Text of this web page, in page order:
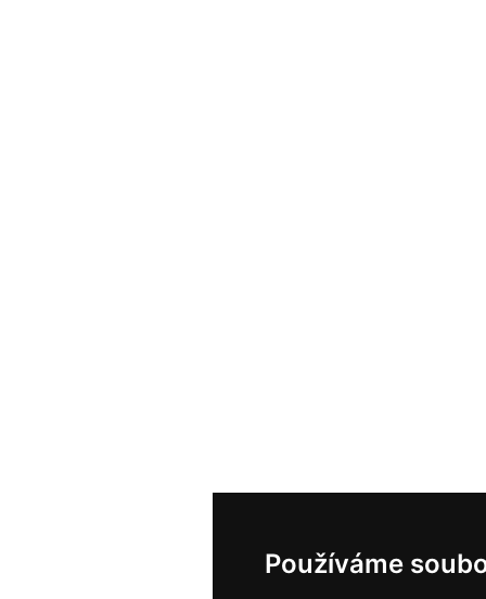
Používáme